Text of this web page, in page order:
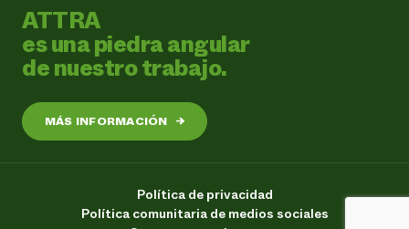
ATTRA
es una piedra angular
de nuestro trabajo.
MÁS INFORMACIÓN →
Política de privacidad
Política comunitaria de medios sociales